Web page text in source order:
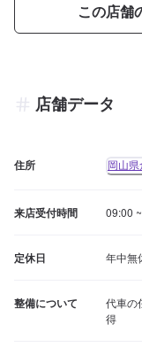
この店舗
店舗データ
住所 岡山
来店受付時間 09:00
定休日 年中無
整備について
代車の
得